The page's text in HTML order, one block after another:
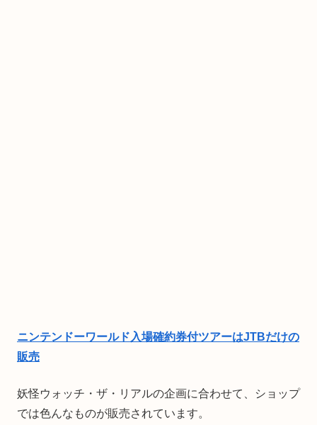
ニンテンドーワールド入場確約券付ツアーはJTBだけの
販売
妖怪ウォッチ・ザ・リアルの企画に合わせて、ショップ
では色んなものが販売されています。